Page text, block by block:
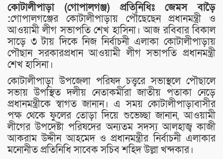
কোটালীপাড়া (গোপালগঞ্জ) প্রতিনিধিঃ জেমস বাড়ৈ
:গোপালগঞ্জের কোটালীপাড়ায় পৌঁছেছেন প্রধানমন্ত্রী ও
আওয়ামী লীগ সভাপতি শেখ হাসিনা। আজ রবিবার বিকাল
সাড়ে ৩ টায় দিকে নিজ নির্বাচনী এলাকা কোটালীপাড়ায়
পৌছান সরকারপ্রধান আওয়ামী লীগ সভাপতি প্রধানমন্ত্রী
শেখ হাসিনা।
কোটালীপাড়া উপজেলা পরিষদ চত্ত্বরে সভাস্থলে পৌছালে
সভায় উপস্থিত দলীয় নেতাকর্মীরা জাতীয় পতাকা নেড়ে
প্রধানমন্ত্রীকে স্বাগত জানান। এ সময় কোটালীপাড়াবাসীর
পক্ষ থেকে ফুলের তোড়া দিয়ে শুভেচ্ছা জানান, আওয়ামী
লীগের উপদেষ্টা পরিষদের অন্যতম সদস্য আলহাজ্ব কাজী
আকরাম উদ্দীন আহমেদ ও প্রধানমন্ত্রীর নির্বাচনী এলাকার
মনোনীত প্রতিনিধি সাবেক সচিব শহিদ উল্লা খন্দকার।